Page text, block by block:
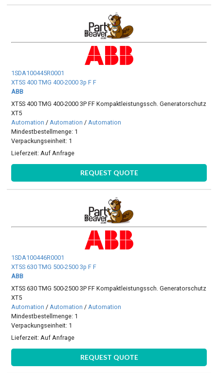
1SDA100445R0001
XT5S 400 TMG 400-2000 3p F F
ABB
XT5S 400 TMG 400-2000 3P FF Kompaktleistungssch. Generatorschutz
XT5
Automation / Automation / Automation
Mindestbestellmenge: 1
Verpackungseinheit: 1
Lieferzeit:Auf Anfrage
REQUEST QUOTE
1SDA100446R0001
XT5S 630 TMG 500-2500 3p F F
ABB
XT5S 630 TMG 500-2500 3P FF Kompaktleistungssch. Generatorschutz
XT5
Automation / Automation / Automation
Mindestbestellmenge: 1
Verpackungseinheit: 1
Lieferzeit:Auf Anfrage
REQUEST QUOTE